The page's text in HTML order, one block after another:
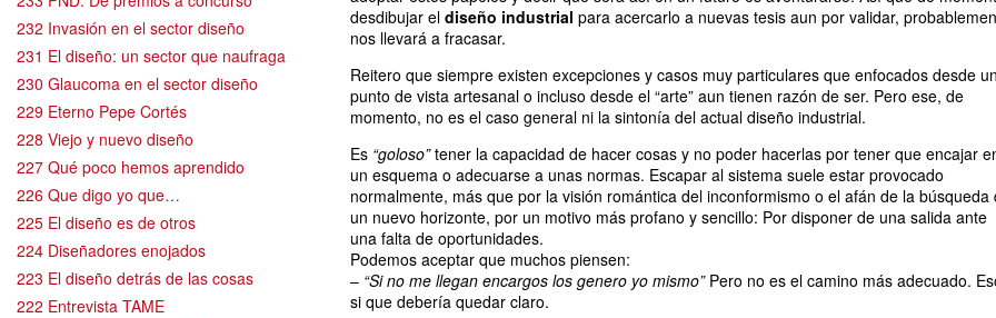
232 Invasión en el sector diseño
231 El diseño: un sector que naufraga
230 Glaucoma en el sector diseño
229 Eterno Pepe Cortés
228 Viejo y nuevo diseño
227 Qué poco hemos aprendido
226 Que digo yo que…
225 El diseño es de otros
224 Diseñadores enojados
223 El diseño detrás de las cosas
222 Entrevista TAME
desdibujar el diseño industrial para acercarlo a nuevas tesis aun por validar,
nos llevará a fracasar.
Reitero que siempre existen excepciones y casos muy particulares que enfocados desde un
punto de vista artesanal o incluso desde el “arte” aun tienen razón de ser. Pero ese, de
momento, no es el caso general ni la sintonía del actual diseño industrial.
Es “goloso”tener la capacidad de hacer cosas y no poder hacerlas por tener que encajar
un esquema o adecuarse a unas normas. Escapar al sistema suele estar provocado
normalmente, más que por la visión romántica del inconformismo o el afán de la búsqueda
un nuevo horizonte, por un motivo más profano y sencillo: Por disponer de una salida ante
una falta de oportunidades.
Podemos aceptar que muchos piensen:
– “Si no me llegan encargos los genero yo mismo”Pero no es el camino más adecuado.
si que debería quedar claro.